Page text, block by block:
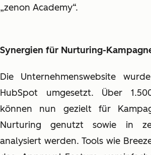
„zenon Academy“.
Synergien für Nurturing-
Die Unternehmenswebsite
HubSpot umgesetzt. Über
können nun gezielt für
Nurturing genutzt sowie in
analysiert werden. Tools wie